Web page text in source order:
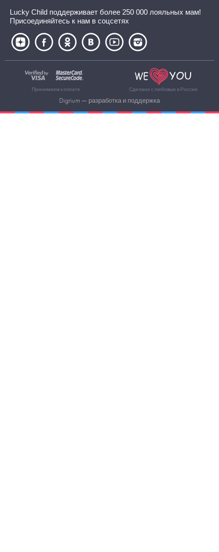
Lucky Child поддерживает более 250 000 лояльных мам!
Присоединяйтесь к нам в соцсетях
Принимаем к оплате Сделано с любовью в России
Digrium — разработка и поддержка